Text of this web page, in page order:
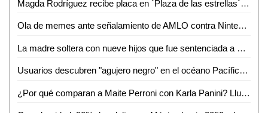
Magda Rodríguez recibe placa en ´Plaza de las estrellas´ en Televisa; así fue el emotivo homenaje
Ola de memes ante señalamiento de AMLO contra Nintendo de promover violencia
La madre soltera con nueve hijos que fue sentenciada a muerte
Usuarios descubren "agujero negro" en el océano Pacífico a través de Google Maps
¿Por qué comparan a Maite Perroni con Karla Panini? Lluvia de memes ´inunda´ redes sociales